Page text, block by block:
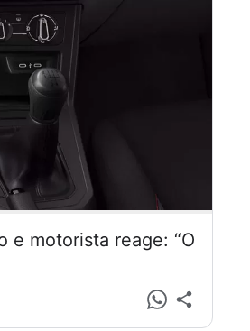
e motorista reage: “O